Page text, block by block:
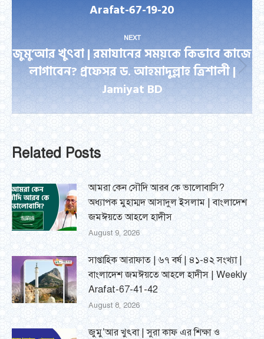
post:
Arafat-67-19-20
NEXT
Next
post:
জুমু’আর খুৎবা | রমাযানের সময়কে কিভাবে কাজে
লাগাবেন? প্রফেসর ড. আহমাদুল্লাহ ত্রিশালী |
Jamiyat BD
Related Posts
আমরা কেন সৌদি আরব কে ভালোবাসি?
অধ্যাপক মুহাম্মদ আসাদুল ইসলাম | বাংলাদেশ
জমঈয়তে আহলে হাদীস
August 9, 2026
সাপ্তাহিক আরাফাত | ৬৭ বর্ষ | ৪১-৪২ সংখ্যা |
বাংলাদেশ জমঈয়তে আহলে হাদীস | Weekly
Arafat-67-41-42
August 8, 2026
জুমু’আর খুৎবা | সুরা কাফ এর শিক্ষা ও